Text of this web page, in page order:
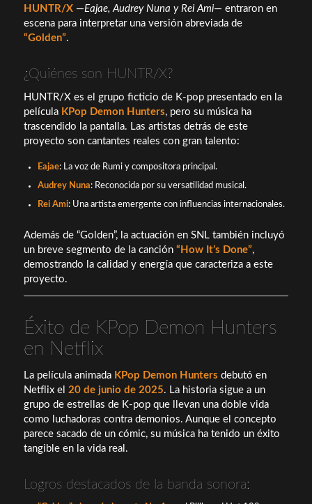
HUNTR/X—Eajae, Audrey Nuna y Rei Ami— entraron en
escena para interpretar una versión abreviada de
“Golden”.
¿Quiénes son HUNTR/X?
HUNTR/X es el grupo ficticio de K-pop presentado en la
película KPop Demon Hunters, pero su música ha
trascendido la pantalla. Las artistas detrás de este
proyecto son cantantes reales con gran talento:
Eajae: La voz de Rumi y compositora principal.
Audrey Nuna: Reconocida por su versatilidad musical.
Rei Ami: Una artista emergente con influencias internacionales.
Además de “Golden”, la actuación en SNL también incluyó
un breve segmento de la canción “How It’s Done”,
demostrando la calidad y energía que caracteriza a este
proyecto.
Éxito de KPop Demon Hunters
en Netflix
La película animada KPop Demon Hunters debutó en
Netflix el 20 de junio de 2025. La historia sigue a un
grupo de estrellas de K-pop que llevan una doble vida
como luchadoras contra demonios. Aunque el concepto
parece sacado de un cómic, su música ha tenido un éxito
tangible en la vida real.
Logros destacados de la banda sonora: